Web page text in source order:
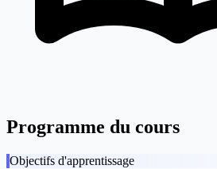
Programme du cours
Objectifs d'apprentissage